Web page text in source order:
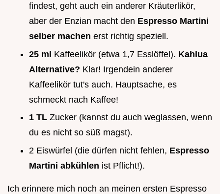
findest, geht auch ein anderer Kräuterlikör,
aber der Enzian macht den Espresso Martini
selber machen erst richtig speziell.
25 ml Kaffeelikör (etwa 1,7 Esslöffel). Kahlua
Alternative? Klar! Irgendein anderer
Kaffeelikör tut's auch. Hauptsache, es
schmeckt nach Kaffee!
1 TL Zucker (kannst du auch weglassen, wenn
du es nicht so süß magst).
2 Eiswürfel (die dürfen nicht fehlen, Espresso
Martini abkühlen ist Pflicht!).
Ich erinnere mich noch an meinen ersten Espresso